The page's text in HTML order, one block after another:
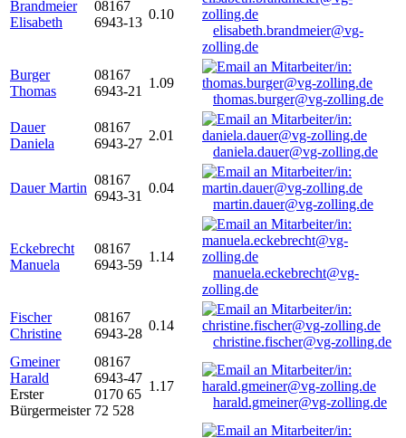
Brandmeier
Elisabeth
08167
6943-13
0.10
elisabeth.brandmeier@vg-
zolling.de
Burger
Thomas
08167
6943-21
1.09
thomas.burger@vg-zolling.de
Dauer
Daniela
08167
6943-27
2.01
daniela.dauer@vg-zolling.de
Dauer Martin
08167
6943-31
0.04
martin.dauer@vg-zolling.de
Eckebrecht
Manuela
08167
6943-59
1.14
manuela.eckebrecht@vg-
zolling.de
Fischer
Christine
08167
6943-28
0.14
christine.fischer@vg-zolling.de
Gmeiner
Harald
Erster
Bürgermeister
08167
6943-47
0170 65
72 528
1.17
harald.gmeiner@vg-zolling.de